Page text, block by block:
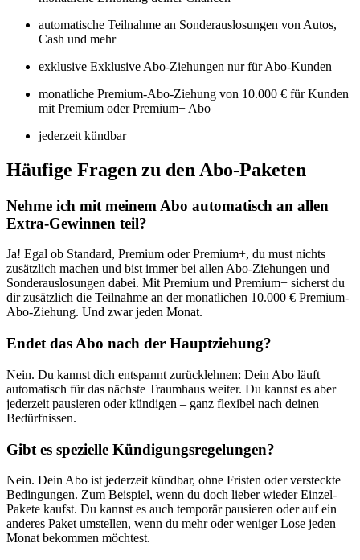
automatische Teilnahme an Sonderauslosungen von Autos,
Cash und mehr
exklusive Exklusive Abo-Ziehungen nur für Abo-Kunden
monatliche Premium-Abo-Ziehung von 10.000 € für Kunden
mit Premium oder Premium+ Abo
jederzeit kündbar
Häufige Fragen zu den Abo-Paketen
Nehme ich mit meinem Abo automatisch an allen
Extra-Gewinnen teil?
Ja! Egal ob Standard, Premium oder Premium+, du must nichts
zusätzlich machen und bist immer bei allen Abo-Ziehungen und
Sonderauslosungen dabei. Mit Premium und Premium+ sicherst du
dir zusätzlich die Teilnahme an der monatlichen 10.000 € Premium-
Abo-Ziehung. Und zwar jeden Monat.
Endet das Abo nach der Hauptziehung?
Nein. Du kannst dich entspannt zurücklehnen: Dein Abo läuft
automatisch für das nächste Traumhaus weiter. Du kannst es aber
jederzeit pausieren oder kündigen – ganz flexibel nach deinen
Bedürfnissen.
Gibt es spezielle Kündigungsregelungen?
Nein. Dein Abo ist jederzeit kündbar, ohne Fristen oder versteckte
Bedingungen. Zum Beispiel, wenn du doch lieber wieder Einzel-
Pakete kaufst. Du kannst es auch temporär pausieren oder auf ein
anderes Paket umstellen, wenn du mehr oder weniger Lose jeden
Monat bekommen möchtest.